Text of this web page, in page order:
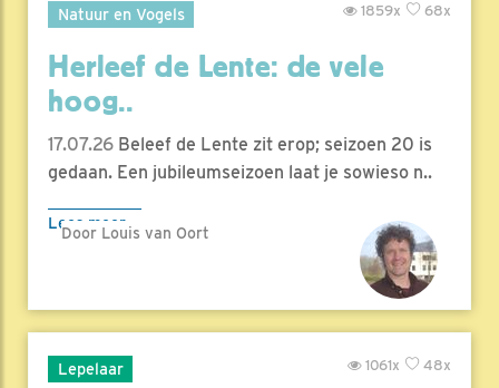
Natuur en Vogels 68x
1859x
Herleef de Lente: de vele
hoog..
17.07.26 Beleef de Lente zit erop; seizoen 20 is
gedaan. Een jubileumseizoen laat je sowieso n..
Lees meer
Door Louis van Oort
Lepelaar 48x
1061x